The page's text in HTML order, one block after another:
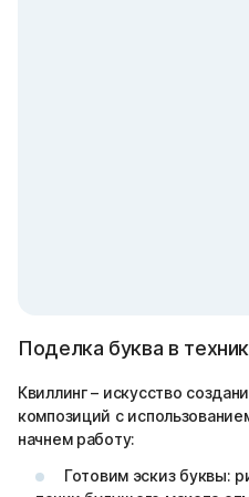
Поделка буква в
Квиллинг – искусство
композиций с
начнем работу:
Готовим эскиз буквы: